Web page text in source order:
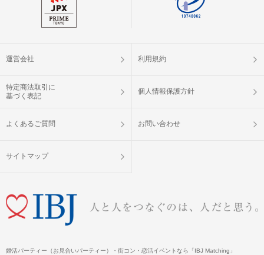
運営会社 利用規約
特定商法取引に
基づく表記
個人情報保護方針
よくあるご質問 お問い合わせ
サイトマップ
婚活パーティー（お見合いパーティー）・街コン・恋活イベントなら「IBJ Matching」